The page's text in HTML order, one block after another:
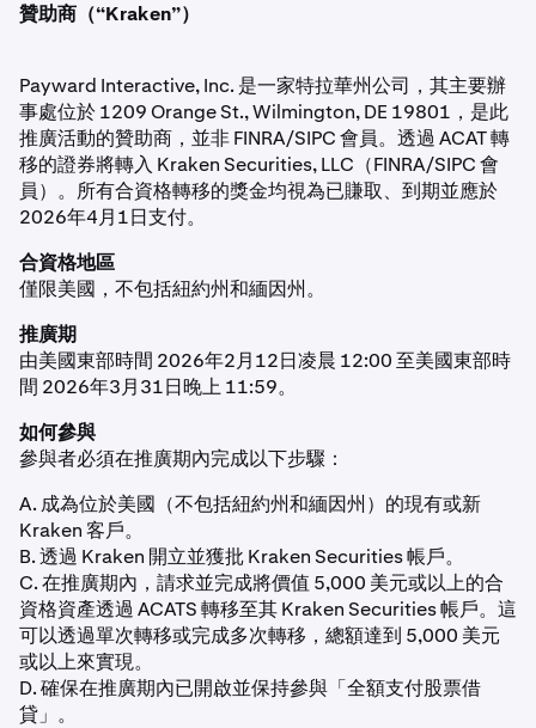
2 從左側邊欄選擇投資組合
4 點擊轉入並按照步驟完成轉移。
贊助商（“Kraken”）
Payward Interactive, Inc. 是一家特拉華州公司，其主要辦
事處位於 1209 Orange St., Wilmington, DE 19801，是此
推廣活動的贊助商，並非 FINRA/SIPC 會員。透過 ACAT 轉
移的證券將轉入 Kraken Securities, LLC（FINRA/SIPC 會
員）。所有合資格轉移的獎金均視為已賺取、到期並應於
2026年4月1日支付。
合資格地區
僅限美國，不包括紐約州和緬因州。
推廣期
由美國東部時間 2026年2月12日凌晨 12:00 至美國東部時
間 2026年3月31日晚上 11:59。
如何參與
參與者必須在推廣期內完成以下步驟：
A. 成為位於美國（不包括紐約州和緬因州）的現有或新
Kraken 客戶。
B. 透過 Kraken 開立並獲批 Kraken Securities 帳戶。
C. 在推廣期內，請求並完成將價值 5,000 美元或以上的合
資格資產透過 ACATS 轉移至其 Kraken Securities 帳戶。這
可以透過單次轉移或完成多次轉移，總額達到 5,000 美元
或以上來實現。
D. 確保在推廣期內已開啟並保持參與「全額支付股票借
貸」。